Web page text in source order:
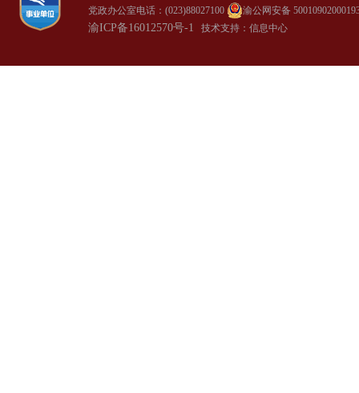
党政办公室电话：(023)88027100
渝公网安备
渝ICP备16012570号-1 技术支持：信息中心